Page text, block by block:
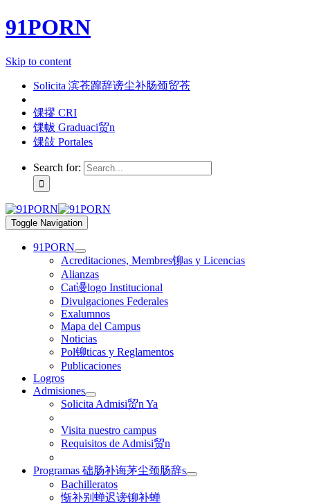
91PORN
Skip to content
Solicita 滨苍蹿辞谤尘补肠颈贸苍
馃摎 CRI
馃帗 Graduaci贸n
馃敆 Portales
Search for:
Toggle Navigation
91PORN
Acreditaciones, Membres铆as y Licencias
Alianzas
Cat谩logo Institucional
Divulgaciones Federales
Exalumnos
Mapa del Campus
Noticias
Pol铆ticas y Reglamentos
Publicaciones
Logros
Admisiones
Solicita Admisi贸n Ya
Visita nuestro campus
Requisitos de Admisi贸n
Programas 础肠补诲茅尘颈肠辞s
Bachilleratos
惭补别蝉迟谤铆补蝉